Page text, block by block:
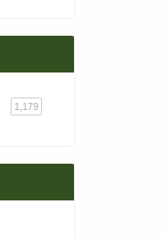
1,179